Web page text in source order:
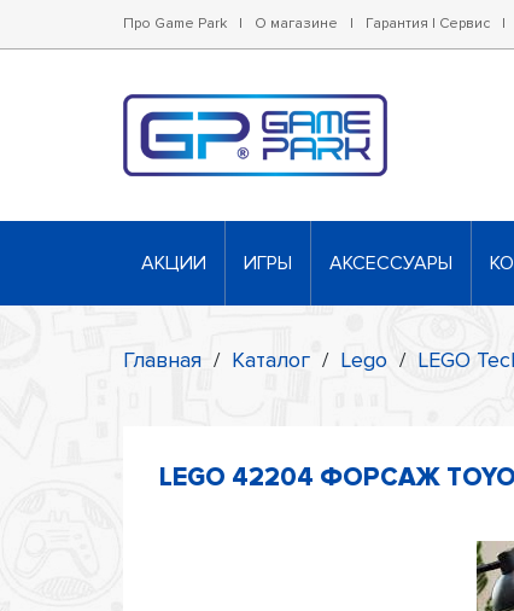
Про Game Park | О магазине | Гарантия | Сервис |
АКЦИИ ИГРЫ АКСЕССУАРЫ
Главная / Каталог / Lego / LEGO
LEGO 42204 ФОРСАЖ